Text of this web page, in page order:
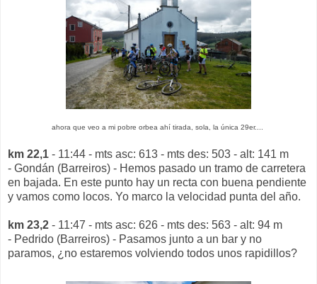
ahora que veo a mi pobre orbea ahí tirada, sola, la única 29er....
km 22,1 - 11:44 - mts asc: 613 - mts des: 503 - alt: 141 m
- Gondán (Barreiros) - Hemos pasado un tramo de carretera
en bajada. En este punto hay un recta con buena pendiente
y vamos como locos. Yo marco la velocidad punta del año.
km 23,2 - 11:47 - mts asc: 626 - mts des: 563 - alt: 94 m
- Pedrido (Barreiros) - Pasamos junto a un bar y no
paramos, ¿no estaremos volviendo todos unos rapidillos?